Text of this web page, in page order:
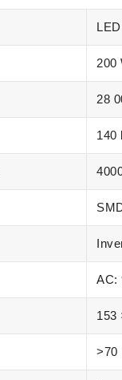
200
28
140
AC:
153
>70